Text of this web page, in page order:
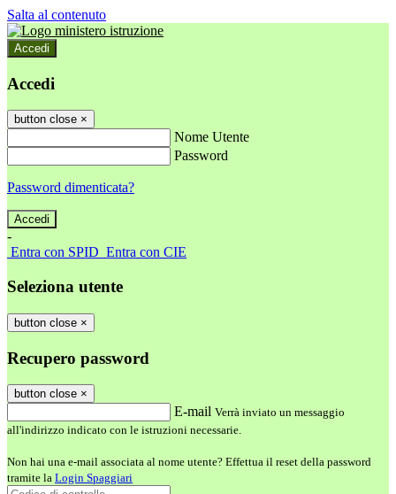
Salta al contenuto
Accedi
Accedi
button close ×
Nome Utente
Password
Password dimenticata?
-
Entra con SPID Entra con CIE
Seleziona utente
button close ×
Recupero password
button close ×
E-mail Verrà inviato un messaggio
all'indirizzo indicato con le istruzioni necessarie.
Non hai una e-mail associata al nome utente? Effettua il reset della password
tramite la Login Spaggiari